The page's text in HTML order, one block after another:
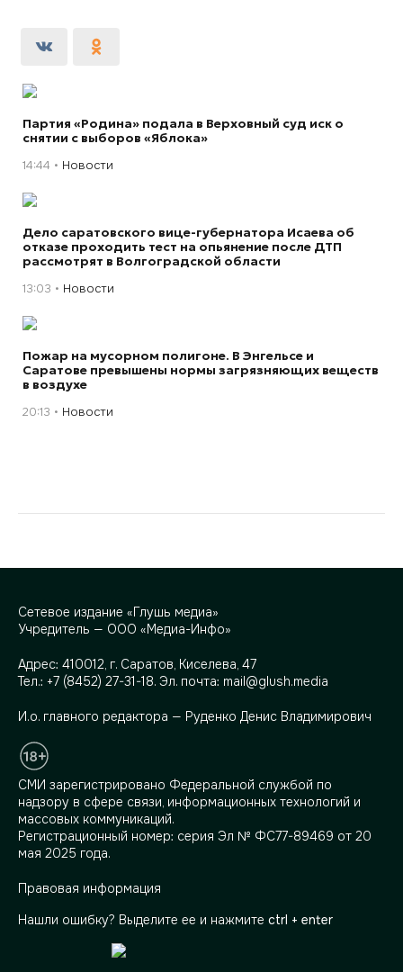
Партия «Родина» подала в Верховный суд иск о
снятии с выборов «Яблока»
14:44 Новости
Дело саратовского вице-губернатора Исаева об
отказе проходить тест на опьянение после ДТП
рассмотрят в Волгоградской области
13:03 Новости
Пожар на мусорном полигоне. В Энгельсе и
Саратове превышены нормы загрязняющих веществ
в воздухе
20:13 Новости
Сетевое издание «Глушь медиа»
Учредитель — ООО «Медиа-Инфо»
Адрес: 410012, г. Саратов, Киселева, 47
Тел.: +7 (8452) 27-31-18. Эл. почта: mail@glush.media
И.о. главного редактора — Руденко Денис Владимирович
СМИ зарегистрировано Федеральной службой по
надзору в сфере связи, информационных технологий и
массовых коммуникаций.
Регистрационный номер: серия Эл № ФС77-89469 от 20
мая 2025 года.
Правовая информация
Нашли ошибку? Выделите ее и нажмите ctrl + enter